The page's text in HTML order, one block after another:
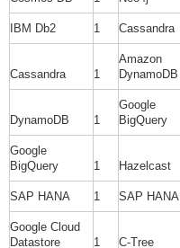
IBM Db2 1 Cassandra
Cassandra 1
Amazon
DynamoDB
DynamoDB 1
Google
BigQuery
Google
BigQuery
1 Hazelcast
SAP HANA 1 SAP HANA
Google Cloud
Datastore
1 C-Tree